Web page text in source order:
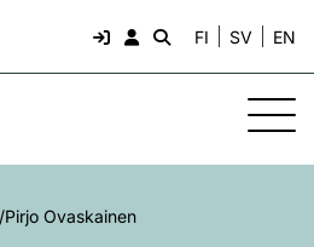
FI SV EN
/Pirjo Ovaskainen